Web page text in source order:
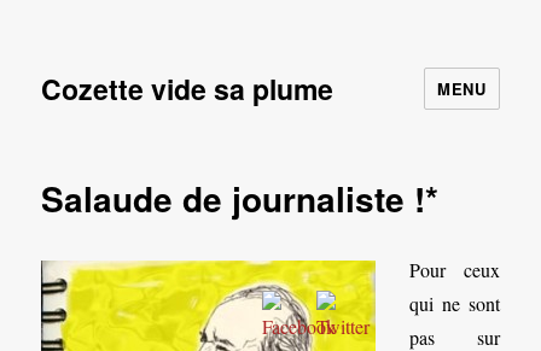
Cozette vide sa plume MENU
Salaude de journaliste !*
Pour ceux
qui ne sont
pas sur